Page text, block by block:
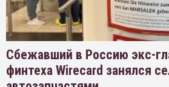
Сбежавший в Россию экс-
финтеха Wirecard занялся